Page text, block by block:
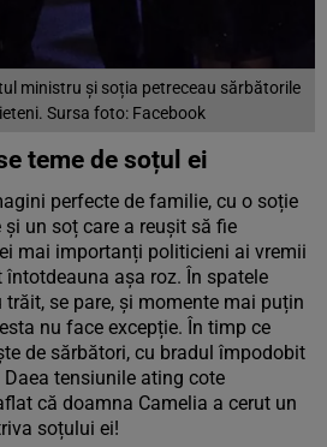
ministru și soția petreceau sărbătorile
Sursa foto: Facebook
teme de soțul ei
perfecte de familie, cu o soție
un soț care a reușit să fie
mai importanți politicieni ai vremii
așa roz. În spatele
se pare, și momente mai puțin
nu face excepție. În timp ce
de sărbători, cu bradul împodobit
tensiunile ating cote
că doamna Camelia a cerut un
soțului ei!